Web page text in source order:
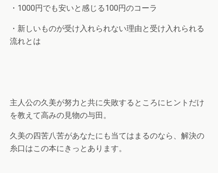
・1000円でも安いと感じる100円のコーラ
・新しいものが受け入れられない理由と受け入れられる
流れとは
主人公の久美が努力と共に失敗するところにヒントだけ
を教えて高みの見物の与田。
久美の四苦八苦があなたにも当てはまるのなら、解決の
糸口はこの本にきっとあります。